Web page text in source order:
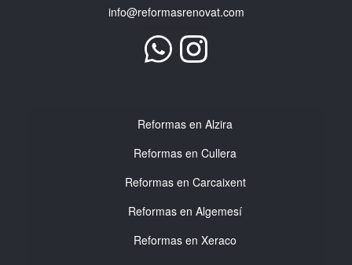
info@reformasrenovat.com
Reformas en Alzira
Reformas en Cullera
Reformas en Carcaixent
Reformas en Algemesí
Reformas en Xeraco